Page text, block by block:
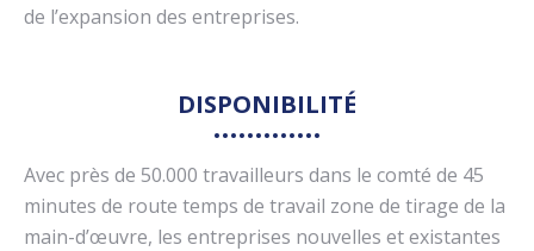
de l’expansion des entreprises.
DISPONIBILITÉ
Avec près de 50.000 travailleurs dans le comté de 45
minutes de route temps de travail zone de tirage de la
main-d’œuvre, les entreprises nouvelles et existantes